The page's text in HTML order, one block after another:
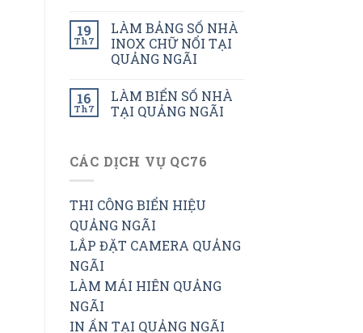
19
Th7
LÀM BẢNG SỐ NHÀ
INOX CHỮ NỔI TẠI
QUẢNG NGÃI
16
Th7
LÀM BIỂN SỐ NHÀ
TẠI QUẢNG NGÃI
CÁC DỊCH VỤ QC76
THI CÔNG BIỂN HIỆU
QUẢNG NGÃI
LẮP ĐẶT CAMERA QUẢNG
NGÃI
LÀM MÁI HIÊN QUẢNG
NGÃI
IN ẤN TẠI QUẢNG NGÃI